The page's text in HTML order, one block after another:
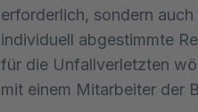
erforderlich, sondern
individuell abgestimmte
für die Unfallverletzten
mit einem Mitarbeiter der